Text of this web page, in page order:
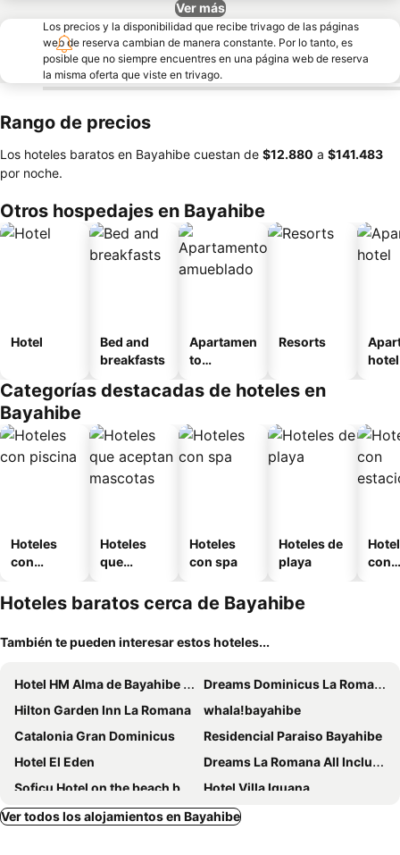
Ver más
Los precios y la disponibilidad que recibe trivago de las páginas
web de reserva cambian de manera constante. Por lo tanto, es
posible que no siempre encuentres en una página web de reserva
la misma oferta que viste en trivago.
Rango de precios
Los hoteles baratos en Bayahibe cuestan de ‎$12.880 a ‎$141.483
por noche.
Otros hospedajes en Bayahibe
Hotel
Bed and
breakfasts
Apartamen
to
o
Resorts
hotel
Categorías destacadas de hoteles en
Bayahibe
Hoteles
con
Hoteles
que
mascotas
Hoteles
con spa
Hoteles de
playa
con
Hoteles baratos cerca de Bayahibe
También te pueden interesar estos hoteles...
Hotel HM Alma de Bayahibe - Adults Only - All Inclusive
Dreams Dominicus La Romana
Hilton Garden Inn La Romana
whala!bayahibe
Catalonia Gran Dominicus
Residencial Paraiso Bayahibe
Hotel El Eden
Dreams La Romana All Inclusive Resort & Spa
Soficu Hotel on the beach bayahibe
Hotel Villa Iguana
Glamour Hotel
Hotel La Romana Center
Ver todos los alojamientos en Bayahibe